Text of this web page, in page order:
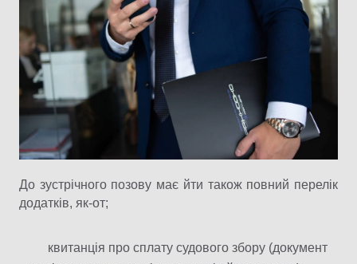
До зустрічного позову має йти також повний перелік
додатків, як-от;
квитанція про сплату судового збору (документ